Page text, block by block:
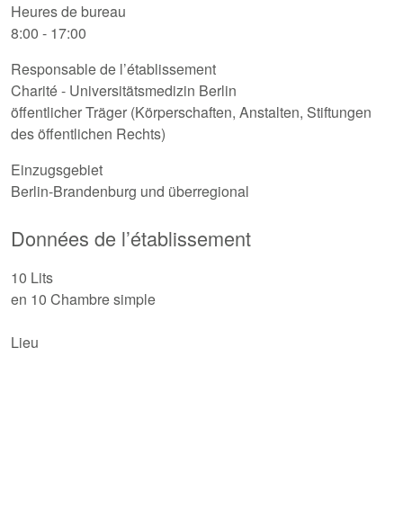
Heures de bureau
8:00 - 17:00
Responsable de l’établissement
Charité - Universitätsmedizin Berlin
öffentlicher Träger (Körperschaften, Anstalten, Stiftungen
des öffentlichen Rechts)
Einzugsgebiet
Berlin-Brandenburg und überregional
Données de l’établissement
10 Lits
en 10 Chambre simple
Lieu